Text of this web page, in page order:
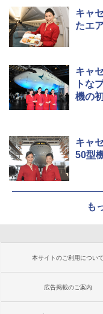
キャ
たエ
キャ
トな
機の
キャ
50型
も
本サイトのご利用について
広告掲載のご案内